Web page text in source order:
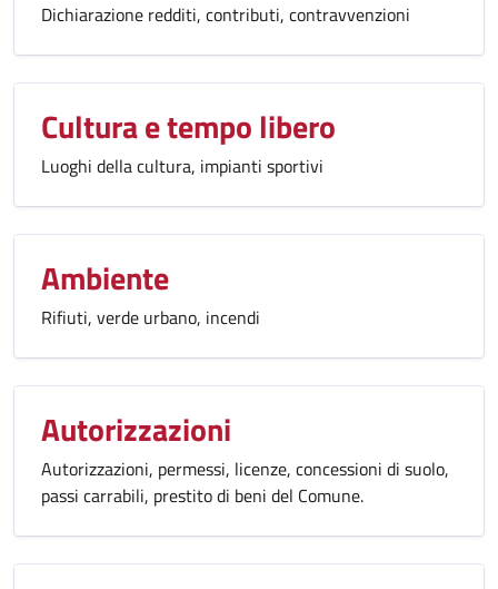
Dichiarazione redditi, contributi, contravvenzioni
Cultura e tempo libero
Luoghi della cultura, impianti sportivi
Ambiente
Rifiuti, verde urbano, incendi
Autorizzazioni
Autorizzazioni, permessi, licenze, concessioni di suolo,
passi carrabili, prestito di beni del Comune.